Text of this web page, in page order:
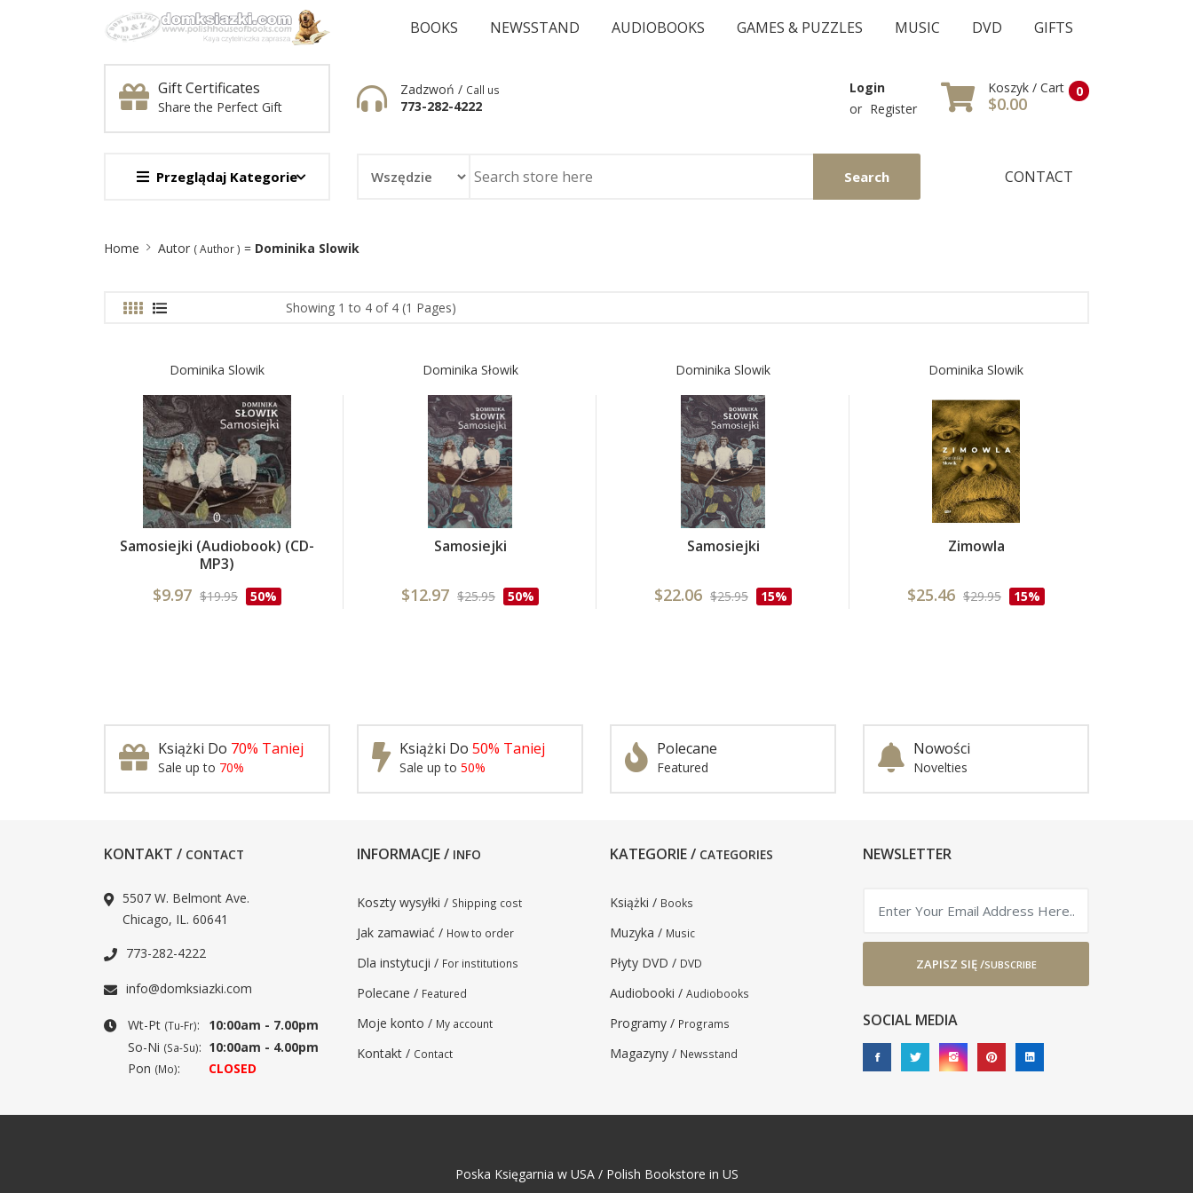
BOOKS NEWSSTAND AUDIOBOOKS GAMES & PUZZLES MUSIC DVD GIFTS
Gift Certificates
Share the Perfect Gift
Zadzwoń / Call us
773-282-4222
Login
or Register
0
Koszyk / Cart
$0.00
Przeglądaj Kategorie Search CONTACT
Home Autor ( Author ) = Dominika Slowik
Showing 1 to 4 of 4 (1 Pages)
Dominika Slowik
Samosiejki (Audiobook) (CD-
MP3)
$9.97 $19.95 50%
Dominika Słowik
Samosiejki
$12.97 $25.95 50%
Dominika Slowik
Samosiejki
$22.06 $25.95 15%
Dominika Slowik
Zimowla
$25.46 $29.95 15%
Książki Do 70% Taniej
Sale up to 70%
Książki Do 50% Taniej
Sale up to 50%
Polecane
Featured
Nowości
Novelties
KONTAKT / CONTACT
5507 W. Belmont Ave.
Chicago, IL. 60641
773-282-4222
info@domksiazki.com
Wt-Pt (Tu-Fr):
10:00am - 7.00pm
So-Ni (Sa-Su): 10:00am - 4.00pm
Pon (Mo): CLOSED
INFORMACJE / INFO
Koszty wysyłki / Shipping cost
Jak zamawiać / How to order
Dla instytucji / For institutions
Polecane / Featured
Moje konto / My account
Kontakt / Contact
KATEGORIE / CATEGORIES
Książki / Books
Muzyka / Music
Płyty DVD / DVD
Audiobooki / Audiobooks
Programy / Programs
Magazyny / Newsstand
NEWSLETTER
ZAPISZ SIĘ /SUBSCRIBE
SOCIAL MEDIA
Poska Księgarnia w USA / Polish Bookstore in US